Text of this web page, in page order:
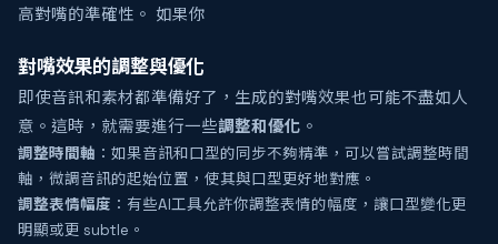
高對嘴的準確性。 如果你
對嘴效果的調整與優化
即使音訊和素材都準備好了，生成的對嘴效果也可能不盡如人
意。這時，就需要進行一些調整和優化 。
調整時間軸 ：如果音訊和口型的同步不夠精準，可以嘗試調整時間
軸，微調音訊的起始位置，使其與口型更好地對應。
調整表情幅度 ：有些AI工具允許你調整表情的幅度，讓口型變化更
明顯或更 subtle。